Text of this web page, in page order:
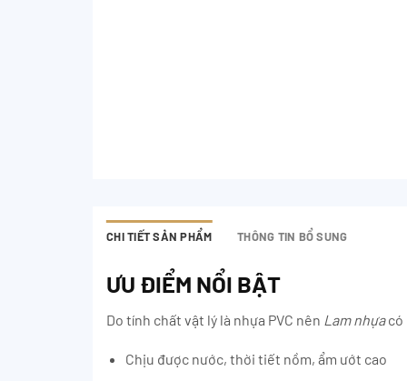
CHI TIẾT SẢN PHẨM THÔNG TIN BỔ SUNG
ƯU ĐIỂM NỔI BẬT
Do tính chất vật lý là nhựa PVC nên Lam nhựacó
Chịu được nước, thời tiết nồm, ẩm ướt cao